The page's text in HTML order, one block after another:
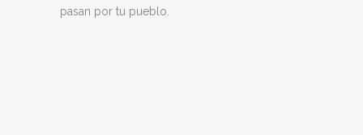
pasan por tu pueblo.